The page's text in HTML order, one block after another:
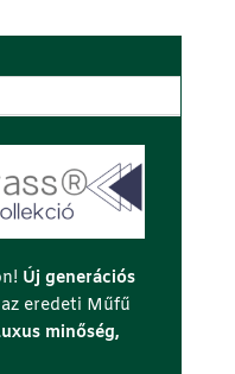
Új generációs
eredeti Műfű
minőség,